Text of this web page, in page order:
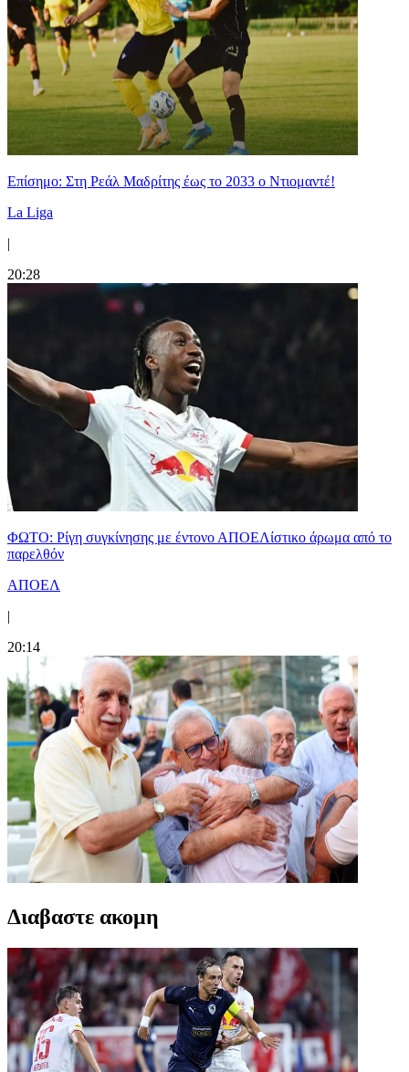
Επίσημο: Στη Ρεάλ Μαδρίτης έως το 2033 ο Ντιομαντέ!
La Liga
|
20:28
ΦΩΤΟ: Ρίγη συγκίνησης με έντονο ΑΠΟΕΛίστικο άρωμα από το
παρελθόν
ΑΠΟΕΛ
|
20:14
Διαβαστε ακομη